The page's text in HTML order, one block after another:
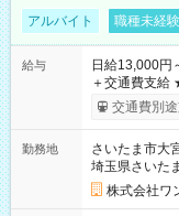
アルバイト 職種未経
給与
日給13,000円
＋交通費支給 ★交通費全額支給！ ┗案件により規定あり ★日払
いOK！（規
ンビニATMから
交通費別
勤務地
さいたま市大
埼玉県さいた
株式会社ワ